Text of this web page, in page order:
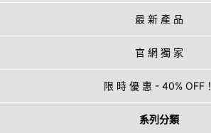
最 新 產 品
官 網 獨 家
限 時 優 惠 - 40% OFF！
系列分類